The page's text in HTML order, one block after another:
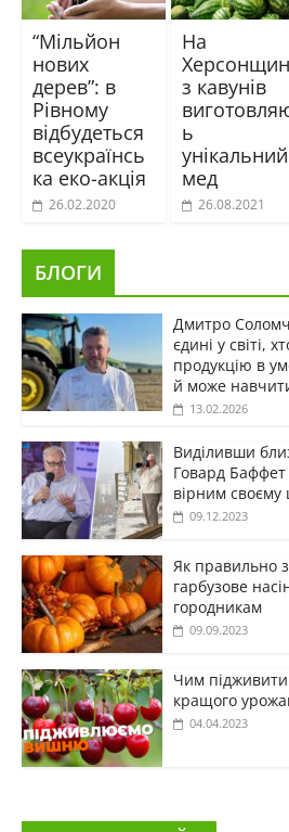
“Мільйон
нових
дерев”: в
Рівному
відбудеться
всеукраїнсь
ка еко-акція
26.02.2020
На
з кавунів
ь
унікальний
мед
26.08.2021
БЛОГИ
Дмитро
єдині у світі,
продукцію в
й може
13.02.2026
Виділивши
Говард Баффет
вірним своєму
09.12.2023
Як правильно
гарбузове
городникам
09.09.2023
Чим
кращого
04.04.2023